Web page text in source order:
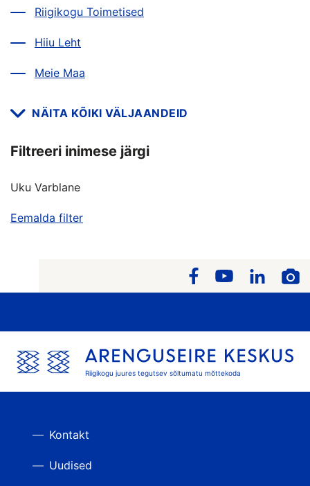
Riigikogu Toimetised
Hiiu Leht
Meie Maa
NÄITA KÕIKI VÄLJAANDEID
Filtreeri inimese järgi
Uku Varblane
Eemalda filter
Riigikogu juures tegutsev sõltumatu mõttekoda
Kontakt
Uudised